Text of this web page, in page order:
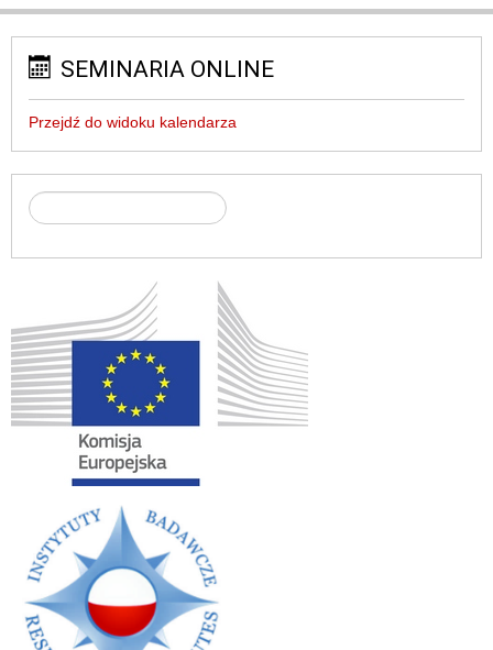
SEMINARIA ONLINE
Przejdź do widoku kalendarza